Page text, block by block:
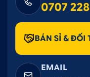
0707
BÁN SỈ & ĐỐI
EMAIL